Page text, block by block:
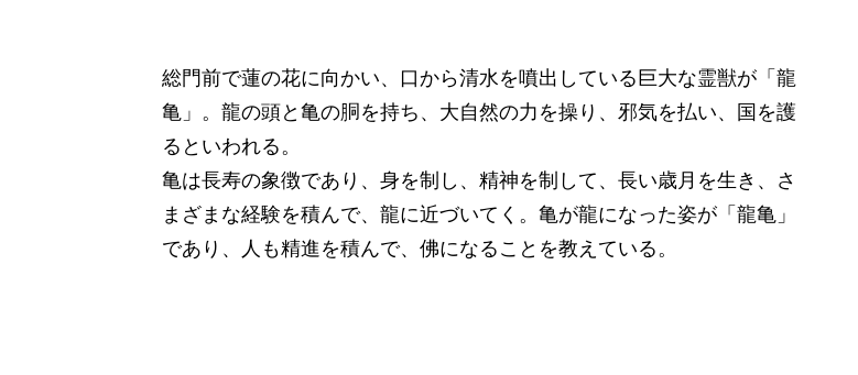
総門前で蓮の花に向かい、口から清水を噴出している巨大な霊獣が「龍
亀」。龍の頭と亀の胴を持ち、大自然の力を操り、邪気を払い、国を護
るといわれる。
亀は長寿の象徴であり、身を制し、精神を制して、長い歳月を生き、さ
まざまな経験を積んで、龍に近づいてく。亀が龍になった姿が「龍亀」
であり、人も精進を積んで、佛になることを教えている。